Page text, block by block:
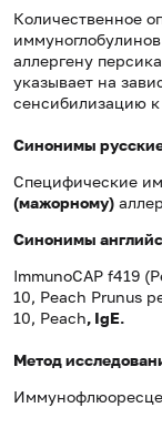
Количественное
аллергену
указывает на
сенсибилизацию
Синонимы
Специфические
(мажорному)
Синонимы
ImmunoCAP f419
10, Peach Prunus
10, Peach, IgE.
Метод